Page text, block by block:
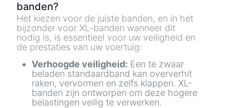
banden?
Het kiezen voor de juiste banden, en in het
bijzonder voor XL-banden wanneer dit
nodig is, is essentieel voor uw veiligheid en
de prestaties van uw voertuig:
Verhoogde veiligheid: Een te zwaar
beladen standaardband kan oververhit
raken, vervormen en zelfs klappen. XL-
banden zijn ontworpen om deze hogere
belastingen veilig te verwerken.